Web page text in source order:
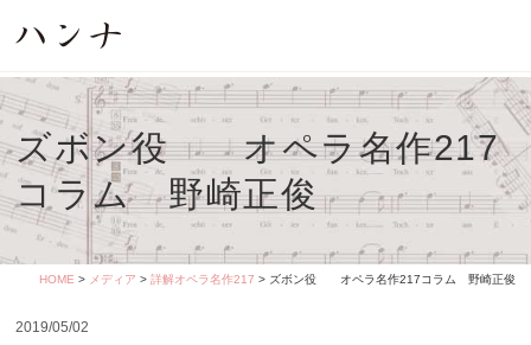
ズボン役 オペラ名作217
コラム 野崎正俊
HOME > メディア > 詳解オペラ名作217 > ズボン役 オペラ名作217コラム 野崎正俊
2019/05/02